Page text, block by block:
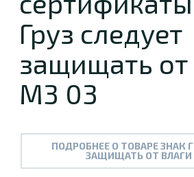
Груз следует
защищать от
М3 03
ПОДРОБНЕЕ О ТОВАРЕ ЗНАК
ЗАЩИЩАТЬ ОТ ВЛАГИ